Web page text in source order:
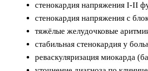
стенокардия напряжения I-II
стенокардия напряжения с
тяжёлые желудочковые
стабильная стенокардия у
реваскуляризация миокарда